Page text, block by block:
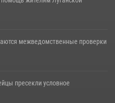
межведомственные проверки
пресекли условное